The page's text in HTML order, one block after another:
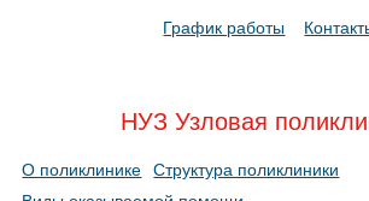
График работы
НУЗ Узловая
О поликлинике
Структура поликлиники